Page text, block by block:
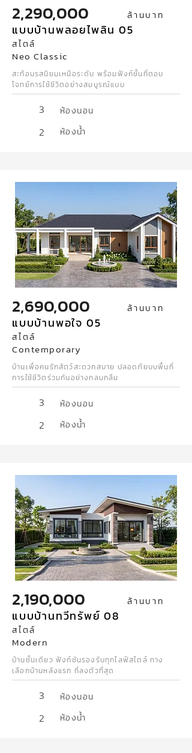
2,290,000 ล้านบาท
แบบบ้านพลอยไพลิน 05
สไตล์
Neo Classic
สะท้อนรสนิยมเหนือระดับ พร้อมฟังก์ชั้นที่ตอบ
โจทย์การใช้ชีวิตอย่างสมบูรณ์แบบ
3 ห้องนอน
2 ห้องน้ำ
2,690,000 ล้านบาท
แบบบ้านพอใจ 05
สไตล์
Contemporary
บ้านเพื่อคนรักสัตว์สะดวกสบาย ปลอดภัยบบพื้นที่
การใช้ชีวิตร่วมกันอย่างกลมกลืม
3 ห้องนอน
2 ห้องน้ำ
2,190,000 ล้านบาท
แบบบ้านทวีทรัพย์ 08
สไตล์
Modern
บ้านชั้นเดียว ฟังก์ชันรองรับทุกไลฟ์สไตล์ ทาง
เลือกบ้านหลังแรก ที่ลงตัวที่สุด
3 ห้องนอน
2 ห้องน้ำ